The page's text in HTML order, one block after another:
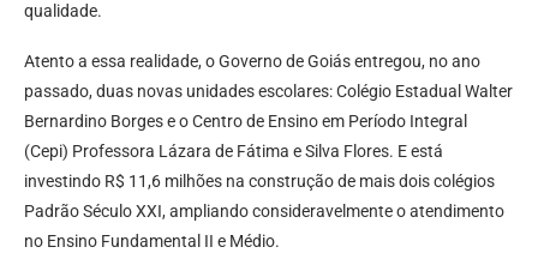
qualidade.
Atento a essa realidade, o Governo de Goiás entregou, no ano
passado, duas novas unidades escolares: Colégio Estadual Walter
Bernardino Borges e o Centro de Ensino em Período Integral
(Cepi) Professora Lázara de Fátima e Silva Flores. E está
investindo R$ 11,6 milhões na construção de mais dois colégios
Padrão Século XXI, ampliando consideravelmente o atendimento
no Ensino Fundamental II e Médio.